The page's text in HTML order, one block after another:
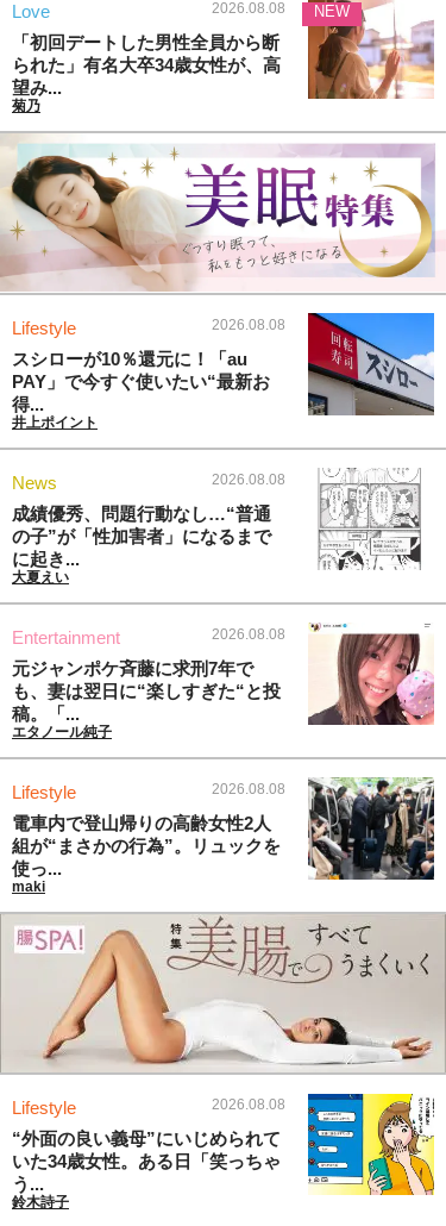
Love 2026.08.08
「初回デートした男性全員から断
られた」有名大卒34歳女性が、高
望み...
菊乃
NEW
Lifestyle 2026.08.08
スシローが10％還元に！「au
PAY」で今すぐ使いたい“最新お
得...
井上ポイント
News 2026.08.08
成績優秀、問題行動なし…“普通
の子”が「性加害者」になるまで
に起き...
大夏えい
Entertainment 2026.08.08
元ジャンポケ斉藤に求刑7年で
も、妻は翌日に“楽しすぎた“と投
稿。「...
エタノール純子
Lifestyle 2026.08.08
電車内で登山帰りの高齢女性2人
組が“まさかの行為”。リュックを
使っ...
maki
Lifestyle 2026.08.08
“外面の良い義母”にいじめられて
いた34歳女性。ある日「笑っちゃ
う...
鈴木詩子